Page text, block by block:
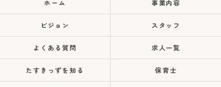
ホーム 事業内容
ビジョン スタッフ
よくある質問 求人一覧
たすきっずを知る 保育士